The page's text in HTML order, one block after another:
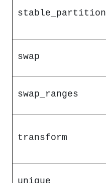
stable_partition
swap
swap_ranges
transform
unique